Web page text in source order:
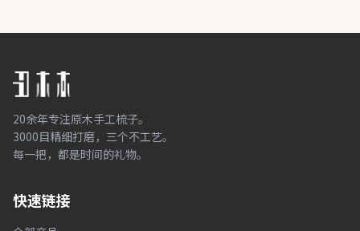
20余年专注原木手工梳子。
3000目精细打磨，三个不工艺。
每一把，都是时间的礼物。
快速链接